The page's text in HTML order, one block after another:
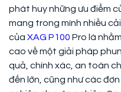
phát huy những ưu điểm
mang trong mình nhiều
của XAG P100 Pro là
cao về một giải pháp
quả, chính xác, an toàn
đến lớn, cũng như các